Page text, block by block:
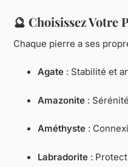
🔮 Choisissez Votre
Chaque pierre a ses
Agate : Stabilité et
Amazonite :
Améthyste :
Labradorite :